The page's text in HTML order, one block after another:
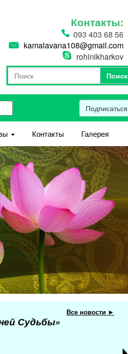
Контакты:
093 403 68 56
kamalavana108@gmail.com
rohinikharkov
Форма поиска
Поиск
Поиск
Подписаться
Контакты Галерея
Все новости ►
Судьбы»